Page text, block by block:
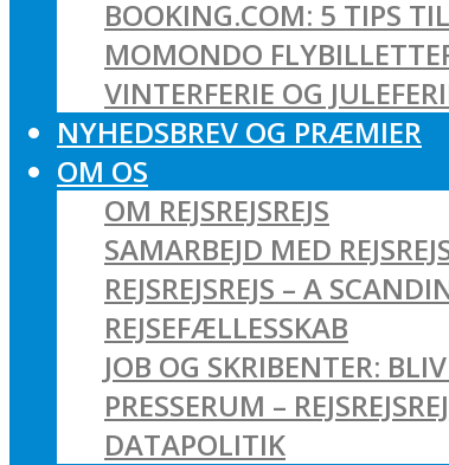
BOOKING.COM: 5 TIPS
MOMONDO
VINTERFERIE OG
NYHEDSBREV OG PRÆMIER
OM OS
OM REJSREJSREJS
SAMARBEJD MED
REJSREJSREJS – A
REJSEFÆLLESSKAB
JOB OG SKRIBENTER: BLIV
PRESSERUM –
DATAPOLITIK